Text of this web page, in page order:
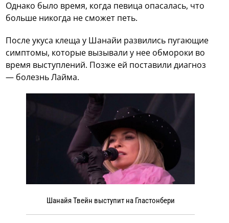
Однако было время, когда певица опасалась, что
больше никогда не сможет петь.
После укуса клеща у Шанайи развились пугающие
симптомы, которые вызывали у нее обмороки во
время выступлений. Позже ей поставили диагноз
— болезнь Лайма.
Шанайя Твейн выступит на Гластонбери